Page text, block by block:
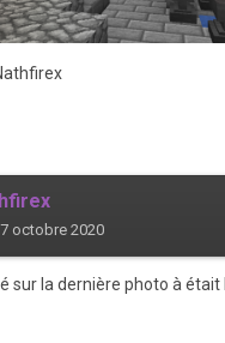
octobre 2020
sur la dernière photo à était